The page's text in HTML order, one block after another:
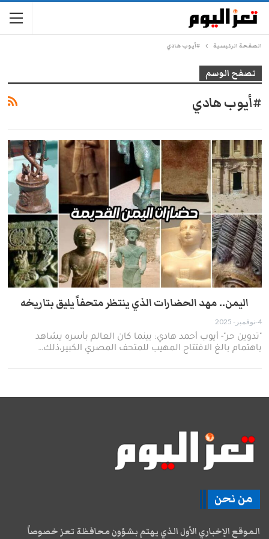
الصفحة الرئيسية #أيوب هادي
تصفح الوسم
#أيوب هادي
اليمن.. مهد الحضارات الذي ينتظر متحفاً يليق بتاريخه
4-نوفمبر- 2025
"تدوين حر"- أيوب أحمد هادي: بينما كان العالم بأسره يشاهد
باهتمام بالغ الافتتاح المهيب للمتحف المصري الكبير،ذلك…
من نحن
الموقع الإخباري الأول الذي يهتم بشؤون محافظة تعز خصوصاً